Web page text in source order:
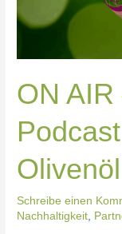
ON
Olivenöl
Schreibe einen
Nachhaltigkeit,